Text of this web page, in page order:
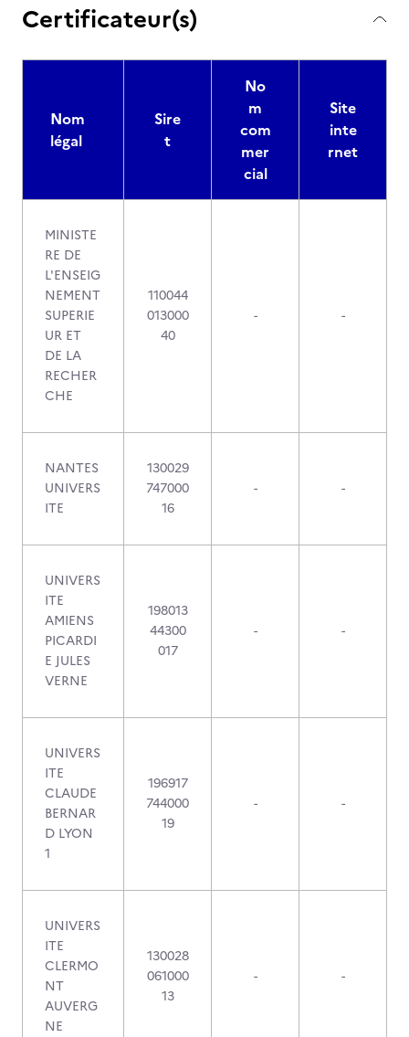
Certificateur(s)
Nom
légal
Sire
t
No
m
com
mer
cial
Site
inte
rnet
MINISTE
RE DE
L'ENSEIG
NEMENT
SUPERIE
UR ET
DE LA
RECHER
CHE
110044
013000
40
- -
NANTES
UNIVERS
ITE
130029
747000
16
- -
UNIVERS
ITE
AMIENS
PICARDI
E JULES
VERNE
198013
44300
017
- -
UNIVERS
ITE
CLAUDE
BERNAR
D LYON
1
196917
744000
19
- -
UNIVERS
ITE
CLERMO
NT
AUVERG
NE
130028
061000
13
- -